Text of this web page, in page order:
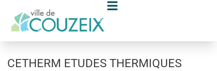
CETHERM ETUDES THERMIQUES